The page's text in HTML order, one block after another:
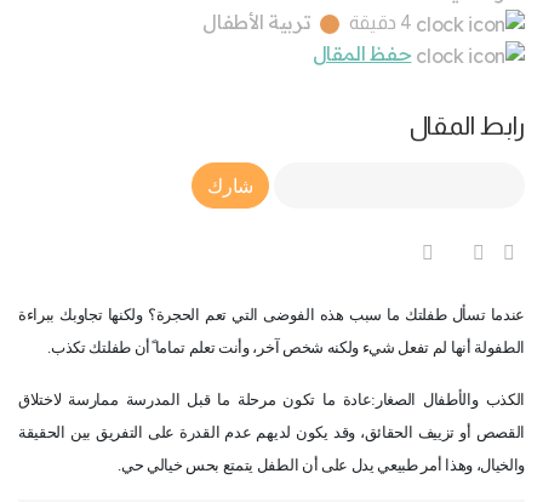
4 دقيقة
تربية الأطفال
حفظ المقال
رابط المقال
Article Link
شارك
عندما تسأل طفلتك ما سبب هذه الفوضى التي تعم الحجرة؟ ولكنها تجاوبك ببراءة
الطفولة أنها لم تفعل شيء ولكنه شخص آخر، وأنت تعلم تماما ًأن طفلتك تكذب.
الكذب والأطفال الصغار:عادة ما تكون مرحلة ما قبل المدرسة ممارسة لاختلاق
القصص أو تزييف الحقائق، وقد يكون لديهم عدم القدرة على التفريق بين الحقيقة
والخيال، وهذا أمر طبيعي يدل على أن الطفل يتمتع بحس خيالي حي